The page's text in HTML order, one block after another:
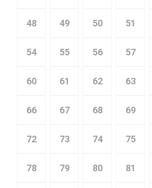
48 49 50 51
54 55 56 57
60 61 62 63
66 67 68 69
72 73 74 75
78 79 80 81